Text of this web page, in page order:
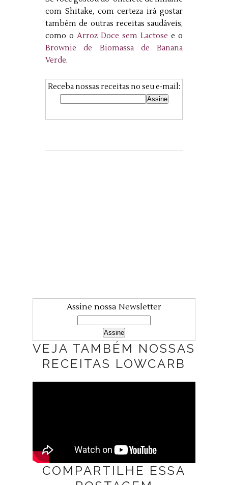
com Shitake, com certeza irá gostar
também de outras receitas saudáveis,
como o Arroz Doce sem Lactose e o
Brownie de Biomassa de Banana
Verde.
Receba nossas receitas no seu e-mail:
Assine nossa Newsletter
VEJA TAMBÉM NOSSAS
RECEITAS LOWCARB
COMPARTILHE ESSA